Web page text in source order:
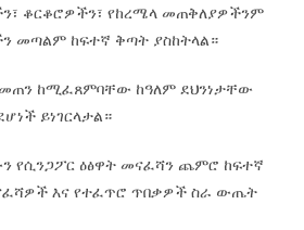
ቆርቆሮዎችን፣ የከረሜላ መጠቅለያዎችንም
መጣልም ከፍተኛ ቅጣት ያስከትላል።
መጠን ከሚፈጸምባቸው ከዓለም ደህንነታቸው
ይነገርላታል።
የሲንጋፖር ዕፅዋት መናፈሻን ጨምሮ ከፍተኛ
እና የተፈጥሮ ጥበቃዎች ስራ ውጤት